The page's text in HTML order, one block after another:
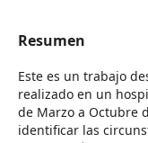
Resumen
Este es un trabajo
realizado en un
de Marzo a Octubre
identificar las